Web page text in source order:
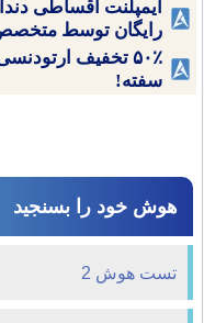
ایمپلنت اقساطی
رایگان توسط
۵۰٪ تخفیف
سفته!
هوش خود را بسنجید
تست هوش 2